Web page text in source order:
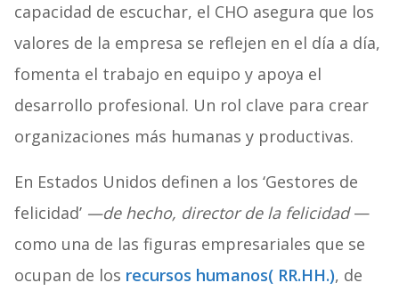
capacidad de escuchar, el CHO asegura que los
valores de la empresa se reflejen en el día a día,
fomenta el trabajo en equipo y apoya el
desarrollo profesional. Un rol clave para crear
organizaciones más humanas y productivas.
En Estados Unidos definen a los ‘Gestores de
felicidad’ —de hecho, director de la felicidad—
como una de las figuras empresariales que se
ocupan de los recursos humanos( RR.HH.), de